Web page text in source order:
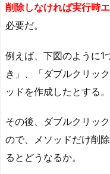
削除しなければ実行時
必要だ。
例えば、下図のように1
き」、「ダブルクリッ
ッドを作成したとする。
その後、ダブルクリッ
ので、メソッドだけ削
るとどうなるか。